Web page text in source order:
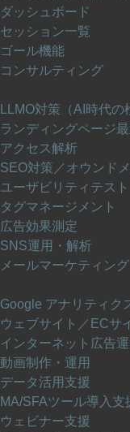
ダッシュボード
セッション一覧
ゴール機能
コンサルティング
LLMO対策（AI時代の
ランディングページ
アクセス解析
SEO対策／オウンド
ユーザビリティテスト
タグマネージメント
広告効果測定
SNS運用・解析
メールマーケティング
Google アナリティク
ウェブサイト／ECサ
インターネット広告
動画制作・運用
データ活用支援
MA/SFAツール導入支
ウェビナー支援